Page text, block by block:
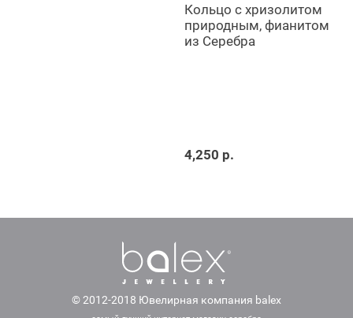
Кольцо с хризолитом
природным, фианитом
из Серебра
4,250 р.
© 2012-2018 Ювелирная компания balex